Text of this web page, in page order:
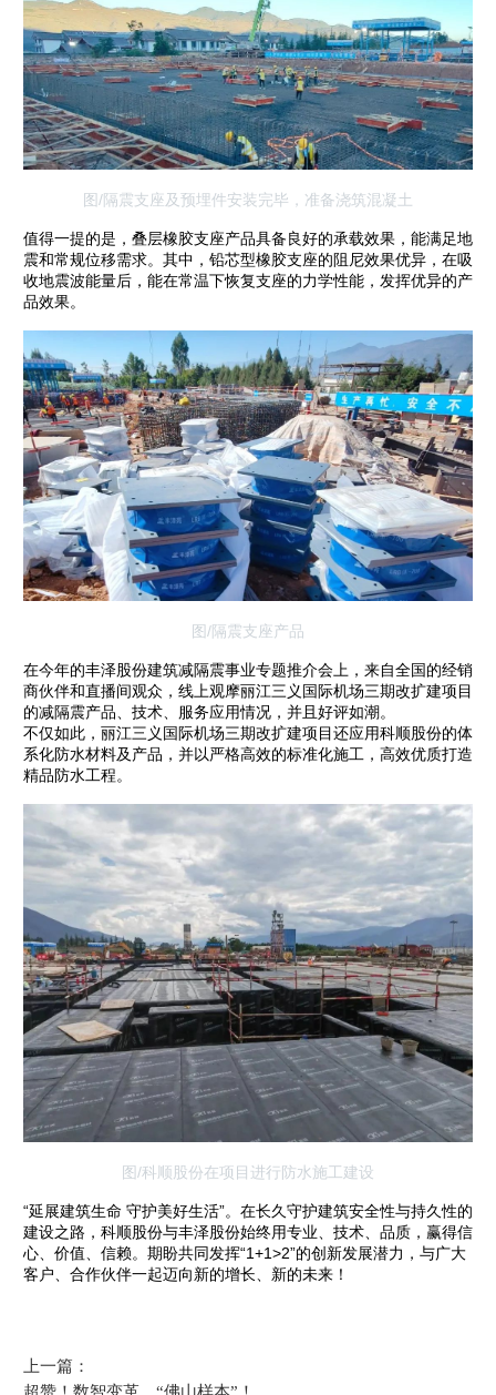
图/隔震支座及预埋件安装完毕，准备浇筑混凝土
值得一提的是，叠层橡胶支座产品具备良好的承载效果，能满足地
震和常规位移需求。其中，铅芯型橡胶支座的阻尼效果优异，在吸
收地震波能量后，能在常温下恢复支座的力学性能，发挥优异的产
品效果。
图/隔震支座产品
在今年的丰泽股份建筑减隔震事业专题推介会上，来自全国的经销
商伙伴和直播间观众，线上观摩丽江三义国际机场三期改扩建项目
的减隔震产品、技术、服务应用情况，并且好评如潮。
不仅如此，丽江三义国际机场三期改扩建项目还应用科顺股份的体
系化防水材料及产品，并以严格高效的标准化施工，高效优质打造
精品防水工程。
图/科顺股份在项目进行防水施工建设
“延展建筑生命 守护美好生活”。在长久守护建筑安全性与持久性的
建设之路，科顺股份与丰泽股份始终用专业、技术、品质，赢得信
心、价值、信赖。 期盼共同发挥“1+1>2”的创新发展潜力，与广大
客户、合作伙伴一起迈向新的增长、新的未来！
上一篇：
超赞！数智变革，“佛山样本”！